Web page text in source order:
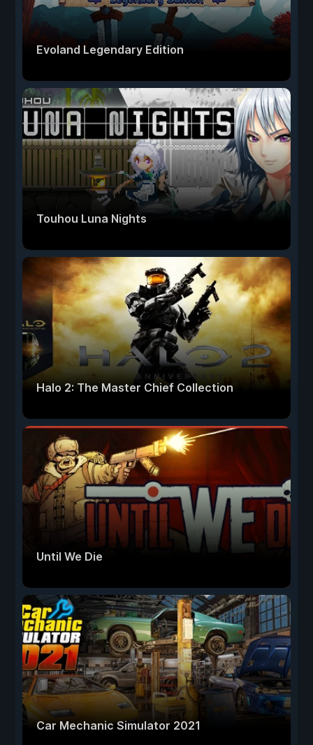
Evoland Legendary Edition
Touhou Luna Nights
Halo 2: The Master Chief Collection
Until We Die
Car Mechanic Simulator 2021